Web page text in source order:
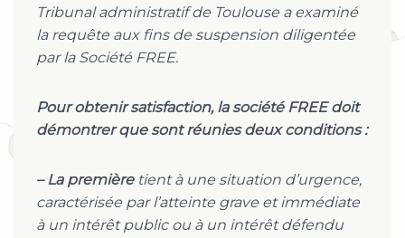
Tribunal administratif de Toulouse a examiné
la requête aux fins de suspension diligentée
par la Société FREE.
Pour obtenir satisfaction, la société FREE doit
démontrer que sont réunies deux conditions :
– La premièretient à une situation d’urgence,
caractérisée par l’atteinte grave et immédiate
à un intérêt public ou à un intérêt défendu